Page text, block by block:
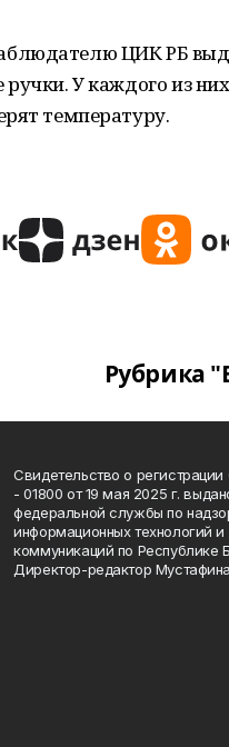
ЦИК РБ
У каждого из
температуру.
Рубрика
Свидетельство о
- 01800 от 19 мая 2025 г.
федеральной службы по
информационных технологий
коммуникаций по Республике
Директор-редактор